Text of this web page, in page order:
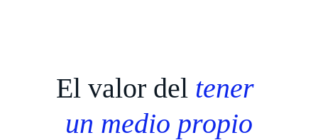
El valor del tener
un medio propio